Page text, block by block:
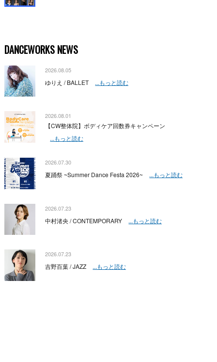
DANCEWORKS NEWS
2026.08.05
ゆりえ / BALLET ...もっと読む
2026.08.01
【CW整体院】ボディケア回数券キャンペーン
...もっと読む
2026.07.30
夏踊祭 ~Summer Dance Festa 2026~ ...もっと読む
2026.07.23
中村渚央 / CONTEMPORARY ...もっと読む
2026.07.23
吉野百葉 / JAZZ ...もっと読む